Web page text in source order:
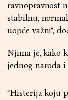
ravnopravnost
stabilnu,
uopće važni“,
Njima je, kako
jednog naroda
“Histerija koju